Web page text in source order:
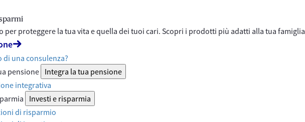
per proteggere la tua vita e quella dei tuoi cari. Scopri i prodotti più adatti alla tua
di una consulenza?
pensione Integra la tua pensione
integrativa
Investi e risparmia
di risparmio